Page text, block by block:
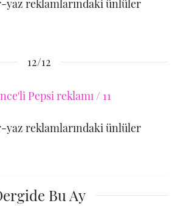
yaz reklamlarındaki ünlüler
12/12
yaz reklamlarındaki ünlüler
Bu Ay